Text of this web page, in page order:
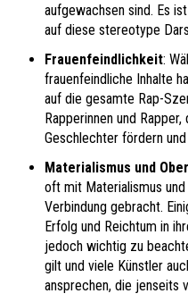
aufgewachsen sind. Es
auf diese stereotype
Frauenfeindlichkeit:
frauenfeindliche Inhalte
auf die gesamte Rap-
Rapperinnen und
Geschlechter fördern
Materialismus und
oft mit Materialismus
Verbindung gebracht.
Erfolg und Reichtum in
jedoch wichtig zu
gilt und viele Künstler
ansprechen, die jenseits